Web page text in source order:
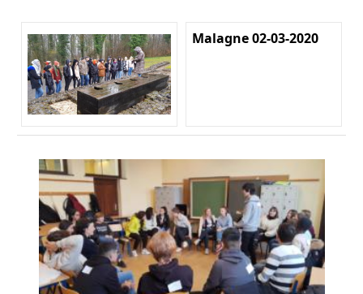
Malagne 02-03-2020